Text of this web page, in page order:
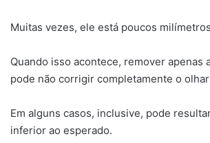
Muitas vezes, ele está poucos
Quando isso acontece, remover apenas
pode não corrigir completamente o
Em alguns casos, inclusive, pode
inferior ao esperado.